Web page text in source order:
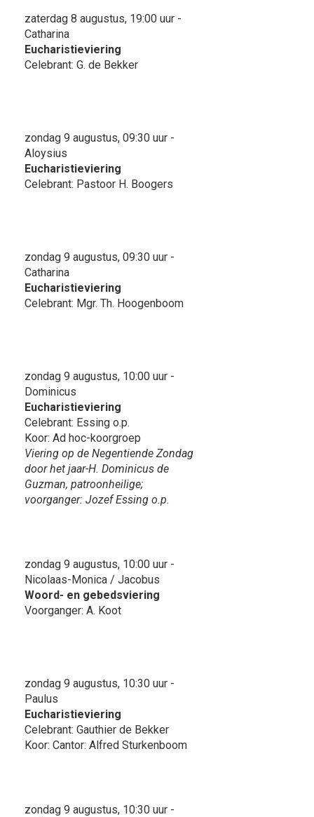
zaterdag 8 augustus, 19:00 uur -
Catharina
Eucharistieviering
Celebrant: G. de Bekker
zondag 9 augustus, 09:30 uur -
Aloysius
Eucharistieviering
Celebrant: Pastoor H. Boogers
zondag 9 augustus, 09:30 uur -
Catharina
Eucharistieviering
Celebrant: Mgr. Th. Hoogenboom
zondag 9 augustus, 10:00 uur -
Dominicus
Eucharistieviering
Celebrant: Essing o.p.
Koor: Ad hoc-koorgroep
Viering op de Negentiende Zondag
door het jaar-H. Dominicus de
Guzman, patroonheilige;
voorganger: Jozef Essing o.p.
zondag 9 augustus, 10:00 uur -
Nicolaas-Monica / Jacobus
Woord- en gebedsviering
Voorganger: A. Koot
zondag 9 augustus, 10:30 uur -
Paulus
Eucharistieviering
Celebrant: Gauthier de Bekker
Koor: Cantor: Alfred Sturkenboom
zondag 9 augustus, 10:30 uur -